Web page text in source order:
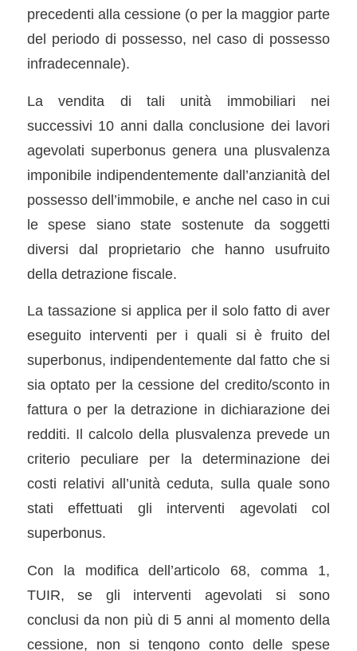
precedenti alla cessione (o per la maggior parte
del periodo di possesso, nel caso di possesso
infradecennale).
La vendita di tali unità immobiliari nei
successivi 10 anni dalla conclusione dei lavori
agevolati superbonus genera una plusvalenza
imponibile indipendentemente dall’anzianità del
possesso dell’immobile, e anche nel caso in cui
le spese siano state sostenute da soggetti
diversi dal proprietario che hanno usufruito
della detrazione fiscale.
La tassazione si applica per il solo fatto di aver
eseguito interventi per i quali si è fruito del
superbonus, indipendentemente dal fatto che si
sia optato per la cessione del credito/sconto in
fattura o per la detrazione in dichiarazione dei
redditi. Il calcolo della plusvalenza prevede un
criterio peculiare per la determinazione dei
costi relativi all’unità ceduta, sulla quale sono
stati effettuati gli interventi agevolati col
superbonus.
Con la modifica dell’articolo 68, comma 1,
TUIR, se gli interventi agevolati si sono
conclusi da non più di 5 anni al momento della
cessione, non si tengono conto delle spese